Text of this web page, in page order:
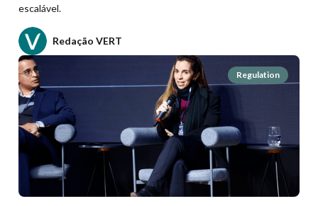
escalável.
Redação VERT
Regulation